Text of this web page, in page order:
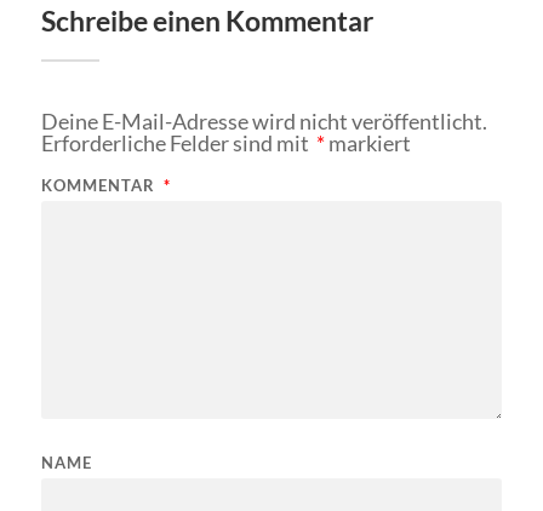
Schreibe einen Kommentar
Deine E-Mail-Adresse wird nicht veröffentlicht.
Erforderliche Felder sind mit *markiert
KOMMENTAR *
NAME